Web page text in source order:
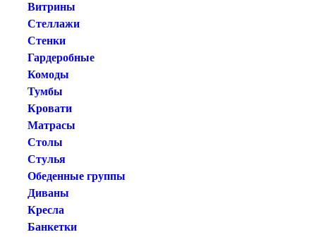
Витрины
Стеллажи
Стенки
Гардеробные
Комоды
Тумбы
Кровати
Матрасы
Столы
Стулья
Обеденные группы
Диваны
Кресла
Банкетки